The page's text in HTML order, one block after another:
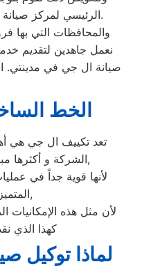
الرئيسي لمركز صيانة ال جي مدينتي‏ لتلك المحافظات.
والمحافظات التي بها
نعمل جاهدين لتقديم
صيانة ال جي في مدينتي‏.
الخط
تعد تكييف ال جي هي أهم
الشركة و أكثرها مبيعاً بين بقية المنتجات الأخرى,
لأنها قوية جداً في
المتميزة كتقنية الانفلتر,
لأن مثل هذه الإمكانيات
كهذا الذي
لماذا توكيل